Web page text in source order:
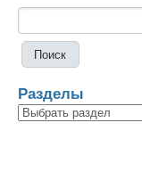
Разделы